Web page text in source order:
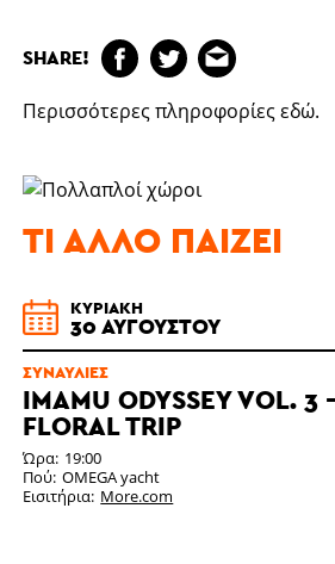
SHARE!
Περισσότερες πληροφορίεςεδώ.
ΤΙ ΆΛΛΟ ΠΑΊΖΕΙ
ΚΥΡΙΑΚΉ
30 ΑΥΓΟΎΣΤΟΥ
ΣΥΝΑΥΛΊΕΣ
IMAMU ODYSSEY VOL. 3
FLORAL TRIP
Ώρα 19:00
Πού OMEGA yacht
Εισιτήρια More.com